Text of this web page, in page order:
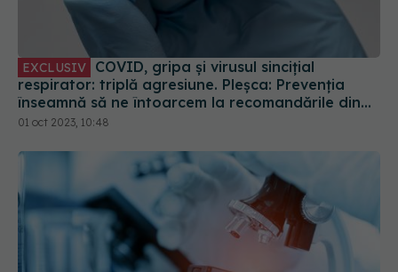
EXCLUSIV
respirator: triplă agresiune. Pleșca: Prevenția
înseamnă să ne întoarcem la recomandările din
timpul pandemiei!
01 oct 2023, 10:48